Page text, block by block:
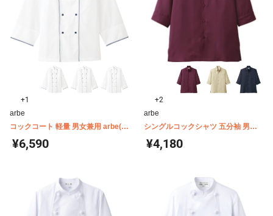
+1
arbe
コックコート 軽量 男女兼用 arbe(チ
¥6,590
+2
arbe
シングルコックシャツ 五分袖 男女
¥4,180